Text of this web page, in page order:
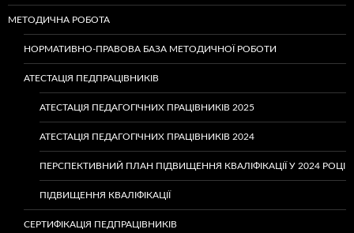
МЕТОДИЧНА РОБОТА
НОРМАТИВНО-ПРАВОВА БАЗА МЕТОДИЧНОЇ РОБОТИ
АТЕСТАЦІЯ ПЕДПРАЦІВНИКІВ
АТЕСТАЦІЯ ПЕДАГОГІЧНИХ ПРАЦІВНИКІВ 2025
АТЕСТАЦІЯ ПЕДАГОГІЧНИХ ПРАЦІВНИКІВ 2024
ПЕРСПЕКТИВНИЙ ПЛАН ПІДВИЩЕННЯ КВАЛІФІКАЦІЇ У 2024 РОЦІ
ПІДВИЩЕННЯ КВАЛІФІКАЦІЇ
СЕРТИФІКАЦІЯ ПЕДПРАЦІВНИКІВ